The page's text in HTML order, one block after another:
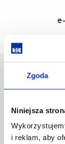
Zgoda
Niniejsza
i reklam, aby
Al.
nawigację
Mapa serwisu